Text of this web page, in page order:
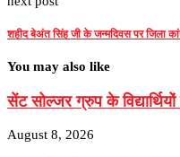
शहीद बेअंत सिंह जी के जन्मदिवस पर जिला
You may also like
सेंट सोल्जर ग्रुप के
August 8, 2026